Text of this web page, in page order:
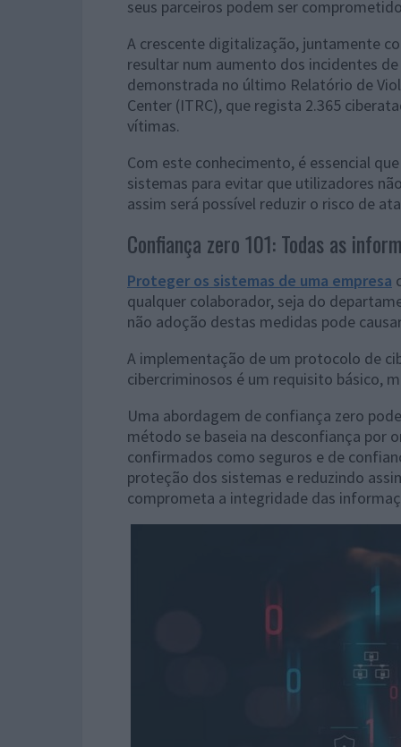
seus parceiros podem ser
A crescente digitalização, juntamente
resultar num aumento dos incidentes
demonstrada no último Relatório de
Center (ITRC), que regista 2.365
vítimas.
Com este conhecimento, é essencial
sistemas para evitar que utilizadores
assim será possível reduzir o risco de
Confiança zero 101: Todas as
Proteger os sistemas de uma empresa
qualquer colaborador, seja do
não adoção destas medidas pode
A implementação de um protocolo de
cibercriminosos é um requisito básico,
Uma abordagem de confiança zero
método se baseia na desconfiança por
confirmados como seguros e de
proteção dos sistemas e reduzindo
comprometa a integridade das